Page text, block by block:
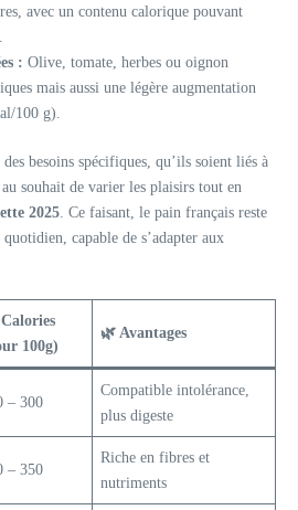
avec un contenu calorique pouvant
: Olive, tomate, herbes ou oignon
mais aussi une légère augmentation
100 g).
besoins spécifiques, qu’ils soient liés à
souhait de varier les plaisirs tout en
2025. Ce faisant, le pain français reste
capable de s’adapter aux
100g)
🌿 Avantages
– 300
Compatible intolérance,
plus digeste
– 350
Riche en fibres et
nutriments